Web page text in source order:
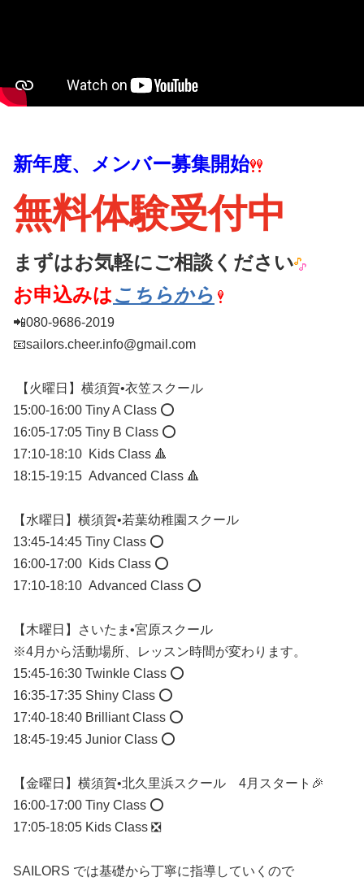
新年度、メンバー募集開始
無料体験受付中
まずはお気軽にご相談ください
お申込みはこちらから
📲080-9686-2019
📧sailors.cheer.info@gmail.com
【火曜日】横須賀•衣笠スクール
15:00-16:00 Tiny A Class ⭕️
16:05-17:05 Tiny B Class ⭕️
17:10-18:10 Kids Class 🔺
18:15-19:15 Advanced Class 🔺
【水曜日】横須賀•若葉幼稚園スクール
13:45-14:45 Tiny Class ⭕️
16:00-17:00 Kids Class ⭕️
17:10-18:10 Advanced Class ⭕️
【木曜日】さいたま•宮原スクール
※4月から活動場所、レッスン時間が変わります。
15:45-16:30 Twinkle Class ⭕️
16:35-17:35 Shiny Class ⭕️
17:40-18:40 Brilliant Class ⭕️
18:45-19:45 Junior Class ⭕️
【金曜日】横須賀•北久里浜スクール 4月スタート🎉
16:00-17:00 Tiny Class ⭕️
17:05-18:05 Kids Class ❎
SAILORS では基礎から丁寧に指導していくので